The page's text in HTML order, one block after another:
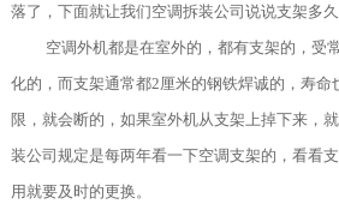
落了，下面就让我们空调拆装公司说说支架多久
空调外机都是在室外的，都有支架的，受
化的，而支架通常都2厘米的钢铁焊诚的，寿命
限，就会断的，如果室外机从支架上掉下来，
装公司规定是每两年看一下空调支架的，看看
用就要及时的更换。